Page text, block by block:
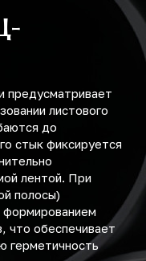
предусматривает
листового
до
стык фиксируется
лентой. При
полосы)
формированием
что обеспечивает
герметичность